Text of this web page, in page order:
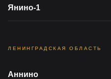
Янино-1
ЛЕНИНГРАДСКАЯ ОБЛАСТЬ
Аннино